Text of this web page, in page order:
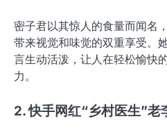
密子君以其惊人的食量而闻名
带来视觉和味觉的双重享受。
言生动活泼，让人在轻松愉快
力。
2. 快手网红“乡村医生”老